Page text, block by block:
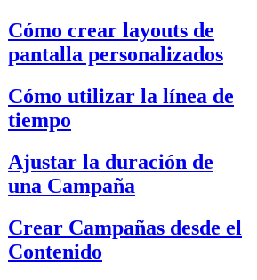
Cómo crear layouts de
pantalla personalizados
Cómo utilizar la línea de
tiempo
Ajustar la duración de
una Campaña
Crear Campañas desde el
Contenido